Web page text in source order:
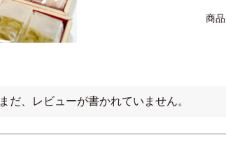
商
まだ、レビューが書かれていません。